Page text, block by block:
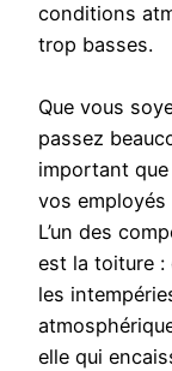
conditions
trop basses.
Que vous
passez
important
vos
L’un des
est la toiture :
les
elle qui